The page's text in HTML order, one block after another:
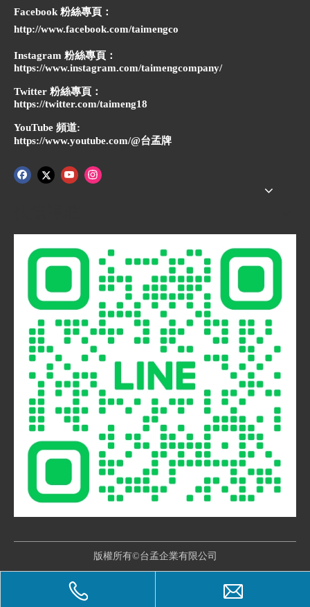
Facebook 粉絲專頁：
http://www.facebook.com/taimengco
Instagram 粉絲專頁：
https://www.instagram.com/taimengcompany/
Twitter 粉絲專頁：
https://twitter.com/taimeng18
YouTube 頻道:
https://www.youtube.com/@台孟牌
版權所有©台孟企業有限公司